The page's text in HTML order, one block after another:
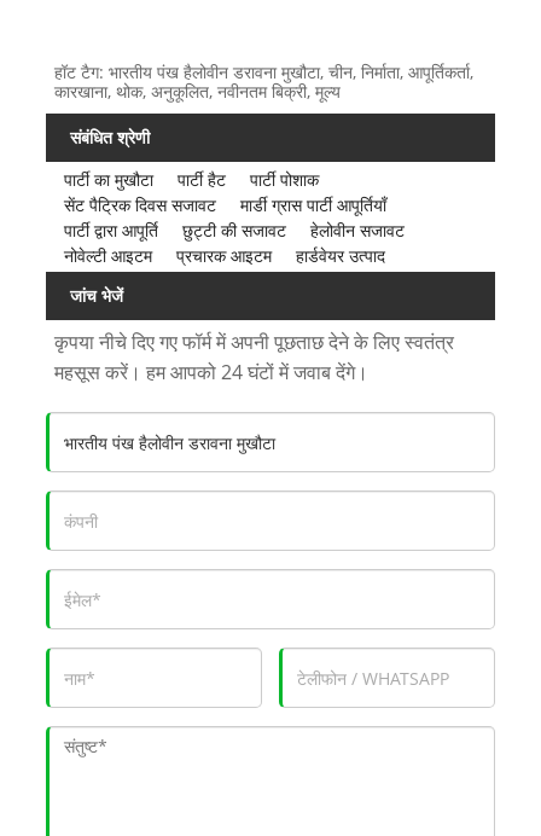
हॉट टैग: भारतीय पंख हैलोवीन डरावना मुखौटा, चीन, निर्माता, आपूर्तिकर्ता,
कारखाना, थोक, अनुकूलित, नवीनतम बिक्री, मूल्य
संबंधित श्रेणी
पार्टी का मुखौटा
पार्टी हैट
पार्टी पोशाक
सेंट पैट्रिक दिवस सजावट
मार्डी ग्रास पार्टी आपूर्तियाँ
पार्टी द्वारा आपूर्ति
छुट्टी की सजावट
हेलोवीन सजावट
नोवेल्टी आइटम
प्रचारक आइटम
हार्डवेयर उत्पाद
जांच भेजें
कृपया नीचे दिए गए फॉर्म में अपनी पूछताछ देने के लिए स्वतंत्र
महसूस करें। हम आपको 24 घंटों में जवाब देंगे।